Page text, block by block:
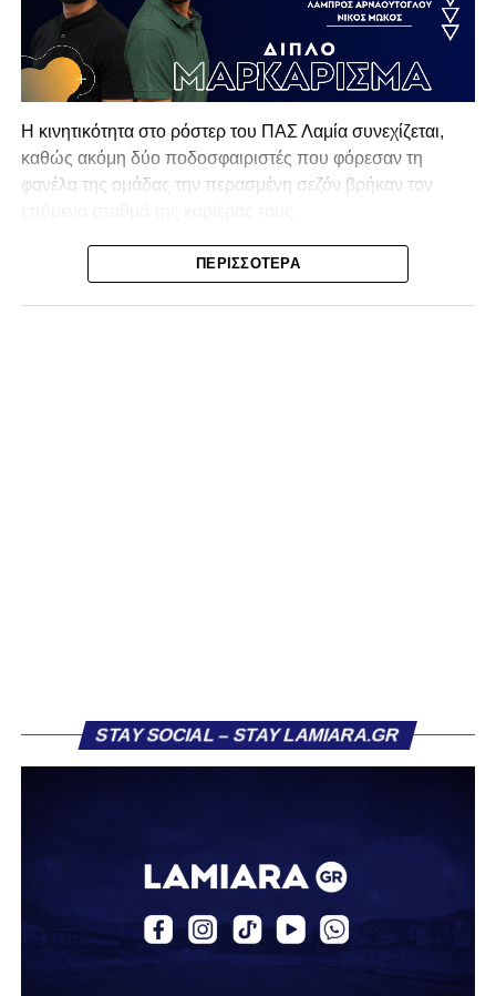
Η κινητικότητα στο ρόστερ του ΠΑΣ Λαμία συνεχίζεται,
καθώς ακόμη δύο ποδοσφαιριστές που φόρεσαν τη
φανέλα της ομάδας την περασμένη σεζόν βρήκαν τον
Ο λόγος για τον Βασίλη Τρούμπουλο και τον Χρυσόστομο
Στάγκο, οι οποίοι θα συνεχίσουν μαζί την ποδοσφαιρική
«Ο Α.Ο. Σαρωνικός Αναβύσσου ανακοινώνει την
περσινή σεζόν πραγματοποίησε γεμάτη χρονιά στη Γ’
Στο παρελθόν αγωνίστηκε στην ΑΕΚ Β’, με την οποία
κατέγραψε 10 συμμετοχές στη Super League 2, καθώς
ΠΕΡΙΣΣΌΤΕΡΑ
STAY SOCIAL – STAY LAMIARA.GR